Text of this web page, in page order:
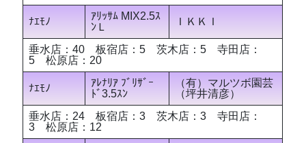
ﾅｴﾓﾉ
ｱﾘｯｻﾑ MIX2.5ｽ
ﾝＬ
ＩＫＫＩ
垂水店：40 板宿店：5 茨木店：5 寺田店：
5 松原店：20
ﾅｴﾓﾉ
ｱﾚﾅﾘｱ ﾌﾞﾘｻﾞｰ
ﾄﾞ3.5ｽﾝ
（有）マルツボ園芸
（坪井清彦）
垂水店：24 板宿店：3 茨木店：3 寺田店：
3 松原店：12